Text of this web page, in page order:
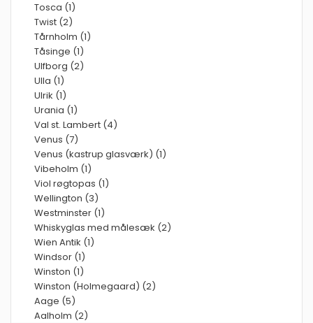
Tosca (1)
Twist (2)
Tårnholm (1)
Tåsinge (1)
Ulfborg (2)
Ulla (1)
Ulrik (1)
Urania (1)
Val st. Lambert (4)
Venus (7)
Venus (kastrup glasværk) (1)
Vibeholm (1)
Viol røgtopas (1)
Wellington (3)
Westminster (1)
Whiskyglas med målesæk (2)
Wien Antik (1)
Windsor (1)
Winston (1)
Winston (Holmegaard) (2)
Aage (5)
Aalholm (2)